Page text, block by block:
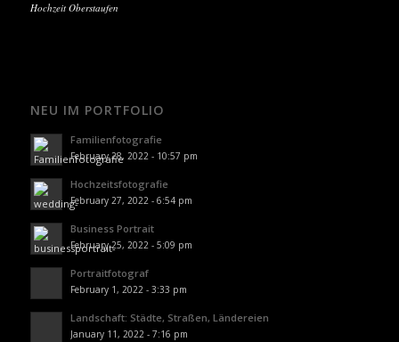
Hochzeit Oberstaufen
NEU IM PORTFOLIO
Familienfotografie
February 28, 2022 - 10:57 pm
Hochzeitsfotografie
February 27, 2022 - 6:54 pm
Business Portrait
February 25, 2022 - 5:09 pm
Portraitfotograf
February 1, 2022 - 3:33 pm
Landschaft: Städte, Straßen, Ländereien
January 11, 2022 - 7:16 pm